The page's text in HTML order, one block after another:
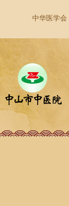
中华医学会